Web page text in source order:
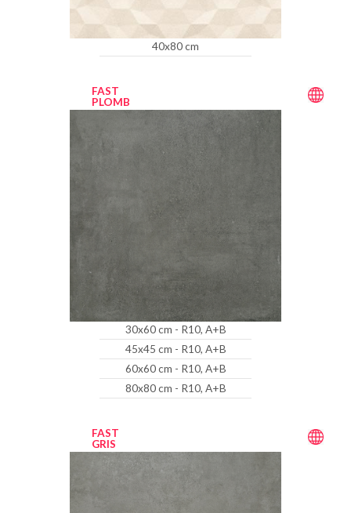
40x80 cm
FAST
PLOMB
30x60 cm - R10, A+B
45x45 cm - R10, A+B
60x60 cm - R10, A+B
80x80 cm - R10, A+B
FAST
GRIS